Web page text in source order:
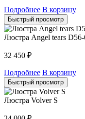
Подробнее В корзину
Быстрый просмотр
Люстра Angel tears D56-
32 450 ₽
Подробнее В корзину
Быстрый просмотр
Люстра Volver S